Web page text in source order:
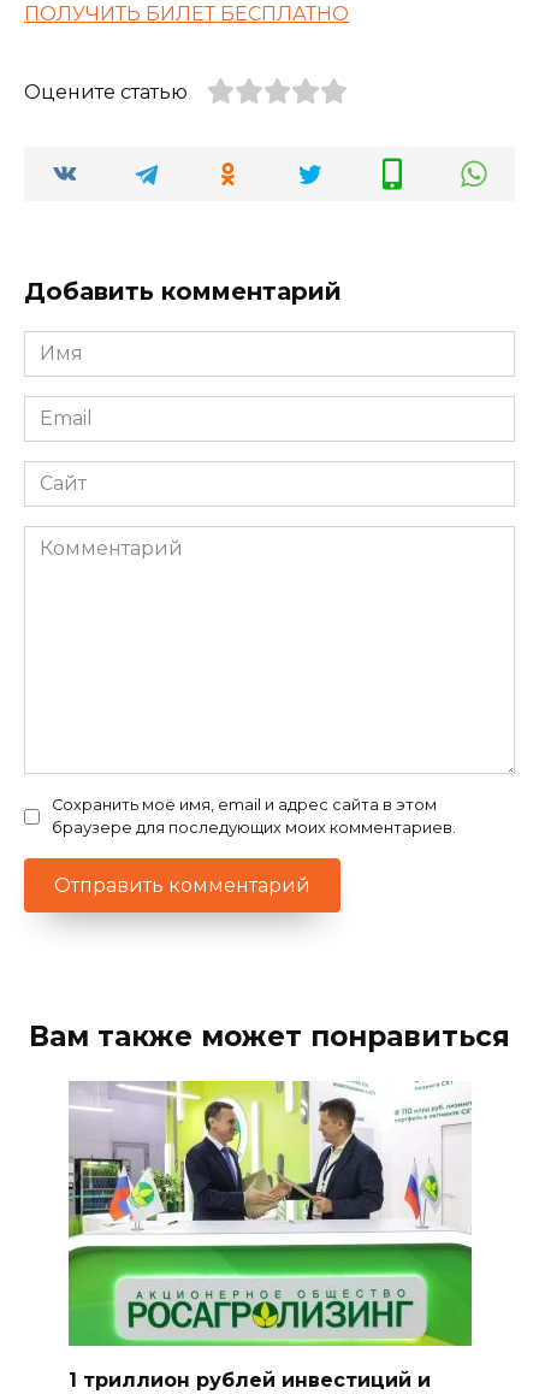
ПОЛУЧИТЬ БИЛЕТ БЕСПЛАТНО
Оцените статью
Добавить комментарий
Имя
*
Email
*
Сайт
Комментарий
Сохранить моё имя, email и адрес сайта в этом
браузере для последующих моих комментариев.
Вам также может понравиться
1 триллион рублей инвестиций и